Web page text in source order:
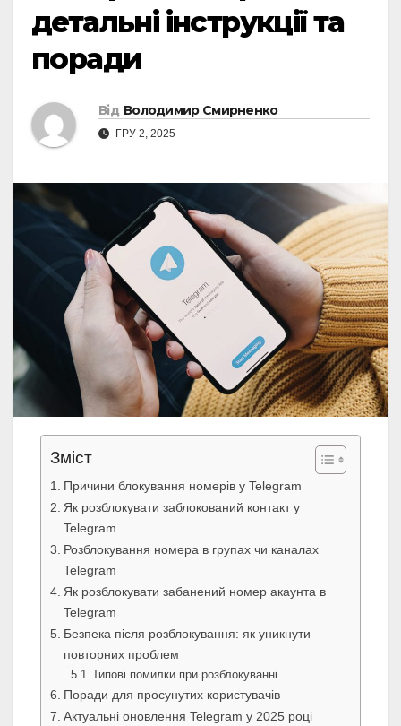
детальні інструкції та
поради
Від Володимир Смирненко
ГРУ 2, 2025
Зміст
Причини блокування номерів у Telegram
Як розблокувати заблокований контакт у
Telegram
Розблокування номера в групах чи каналах
Telegram
Як розблокувати забанений номер акаунта в
Telegram
Безпека після розблокування: як уникнути
повторних проблем
Типові помилки при розблокуванні
Поради для просунутих користувачів
Актуальні оновлення Telegram у 2025 році